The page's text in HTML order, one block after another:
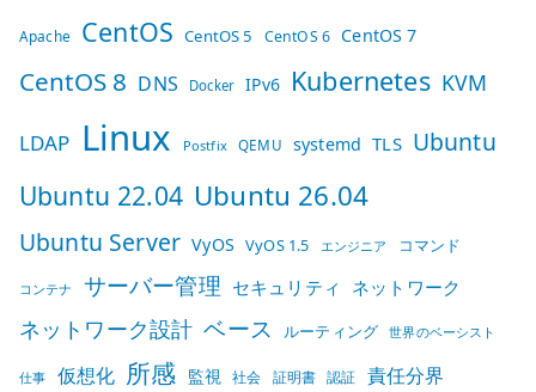
Apache CentOS CentOS 5 CentOS 6 CentOS 7
CentOS 8 DNS Docker IPv6 Kubernetes KVM
LDAP Linux Postfix QEMU systemd TLS Ubuntu
Ubuntu 22.04 Ubuntu 26.04
Ubuntu Server VyOS VyOS 1.5 エンジニア コマンド
コンテナ サーバー管理 セキュリティ ネットワーク
ネットワーク設計 ベース ルーティング 世界のベーシスト
仕事 仮想化 所感 監視 社会 証明書 認証 責任分界